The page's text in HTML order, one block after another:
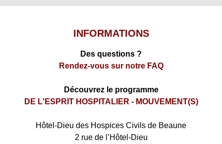
INFORMATIONS
Des questions ?
Rendez-vous sur notre FAQ
Découvrez le programme
DE L'ESPRIT HOSPITALIER - MOUVEMENT(S)
​Hôtel-Dieu des Hospices Civils de Beaune
2 rue de l’Hôtel-Dieu